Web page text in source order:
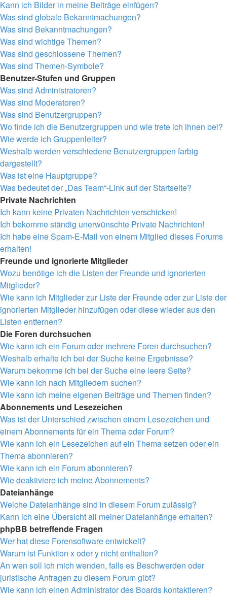
Kann ich Bilder in meine Beiträge einfügen?
Was sind globale Bekanntmachungen?
Was sind Bekanntmachungen?
Was sind wichtige Themen?
Was sind geschlossene Themen?
Was sind Themen-Symbole?
Benutzer-Stufen und Gruppen
Was sind Administratoren?
Was sind Moderatoren?
Was sind Benutzergruppen?
Wo finde ich die Benutzergruppen und wie trete ich ihnen bei?
Wie werde ich Gruppenleiter?
Weshalb werden verschiedene Benutzergruppen farbig
dargestellt?
Was ist eine Hauptgruppe?
Was bedeutet der „Das Team“-Link auf der Startseite?
Private Nachrichten
Ich kann keine Privaten Nachrichten verschicken!
Ich bekomme ständig unerwünschte Private Nachrichten!
Ich habe eine Spam-E-Mail von einem Mitglied dieses Forums
erhalten!
Freunde und ignorierte Mitglieder
Wozu benötige ich die Listen der Freunde und ignorierten
Mitglieder?
Wie kann ich Mitglieder zur Liste der Freunde oder zur Liste der
ignorierten Mitglieder hinzufügen oder diese wieder aus den
Listen entfernen?
Die Foren durchsuchen
Wie kann ich ein Forum oder mehrere Foren durchsuchen?
Weshalb erhalte ich bei der Suche keine Ergebnisse?
Warum bekomme ich bei der Suche eine leere Seite?
Wie kann ich nach Mitgliedern suchen?
Wie kann ich meine eigenen Beiträge und Themen finden?
Abonnements und Lesezeichen
Was ist der Unterschied zwischen einem Lesezeichen und
einem Abonnements für ein Thema oder Forum?
Wie kann ich ein Lesezeichen auf ein Thema setzen oder ein
Thema abonnieren?
Wie kann ich ein Forum abonnieren?
Wie deaktiviere ich meine Abonnements?
Dateianhänge
Welche Dateianhänge sind in diesem Forum zulässig?
Kann ich eine Übersicht all meiner Dateianhänge erhalten?
phpBB betreffende Fragen
Wer hat diese Forensoftware entwickelt?
Warum ist Funktion x oder y nicht enthalten?
An wen soll ich mich wenden, falls es Beschwerden oder
juristische Anfragen zu diesem Forum gibt?
Wie kann ich einen Administrator des Boards kontaktieren?